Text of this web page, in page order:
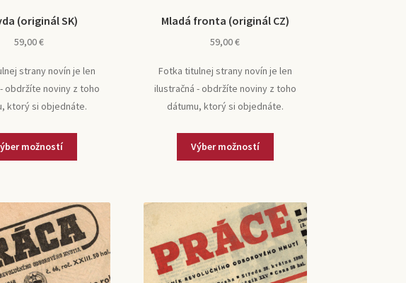
(originál SK)
59,00€
strany novín je len
obdržíte noviny z toho
ktorý si objednáte.
Mladá fronta (originál CZ)
59,00€
Fotka titulnej strany novín je len
ilustračná - obdržíte noviny z toho
dátumu, ktorý si objednáte.